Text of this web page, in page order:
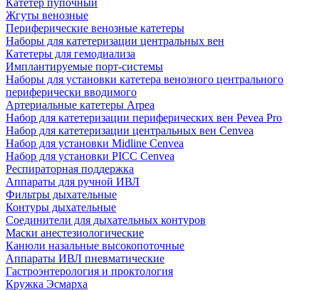
Катетер пупочный
Жгуты венозные
Периферические венозные катетеры
Наборы для катетеризации центральных вен
Катетеры для гемодиализа
Имплантируемые порт‑системы
Наборы для установки катетера венозного центрального
периферически вводимого
Артериальные катетеры Arpea
Набор для катетеризации периферических вен Pevea Pro
Набор для катетеризации центральных вен Cenvea
Набор для установки Midline Cenvea
Набор для установки PICC Cenvea
Респираторная поддержка
Аппараты для ручной ИВЛ
Фильтры дыхательные
Контуры дыхательные
Соединители для дыхательных контуров
Маски анестезиологические
Канюли назальные высокопоточные
Аппараты ИВЛ пневматические
Гастроэнтерология и проктология
Кружка Эсмарха